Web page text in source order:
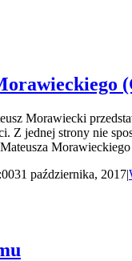
Morawiecki
Z jednej strony nie
31 października, 2017|